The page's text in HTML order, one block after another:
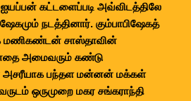
கட்டளைப்படி அவ்விடத்திலே
நடத்தினார். கும்பாபிஷேகத்
மணிகண்டன் சாஸ்தாவின்
அமைவரும் கண்டு
அசரீயாக பந்தள மன்னன் மக்கள்
ஒருமுறை மகர சங்கராந்தி